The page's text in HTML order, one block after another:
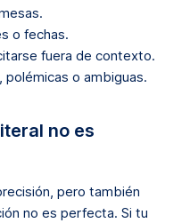
o fechas.
fuera de contexto.
polémicas o ambiguas.
no es
pero también
no es perfecta. Si tu